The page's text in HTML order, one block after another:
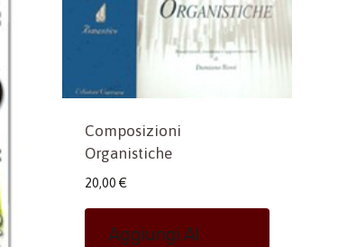
Composizioni
Organistiche
20,00 €
Aggiungi Al